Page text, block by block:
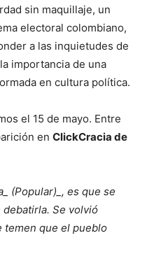
sin maquillaje, un
electoral colombiano,
a las inquietudes de
importancia de una
en cultura política.
el 15 de mayo. Entre
en ClickCracia de
(Popular)_, es que se
Se volvió
temen que el pueblo